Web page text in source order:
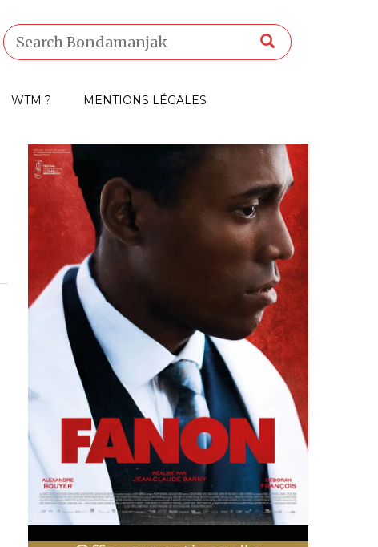
WTM ? MENTIONS LÉGALES